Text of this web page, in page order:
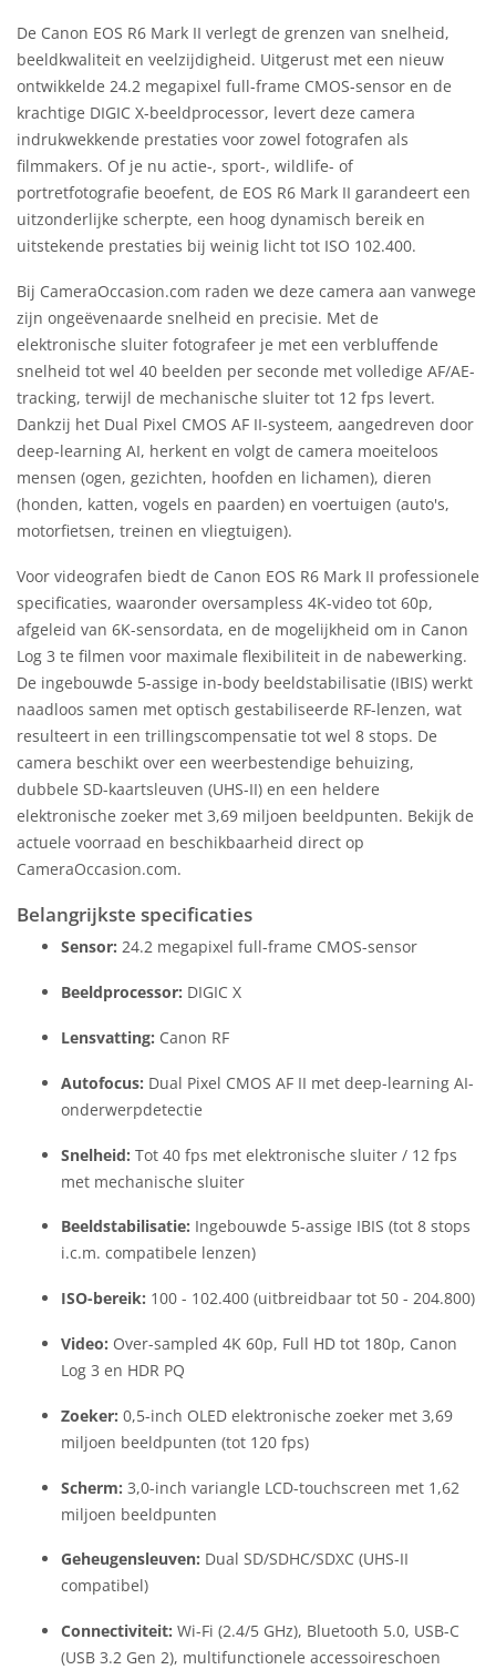
De Canon EOS R6 Mark II verlegt de grenzen van snelheid,
beeldkwaliteit en veelzijdigheid. Uitgerust met een nieuw
ontwikkelde 24.2 megapixel full-frame CMOS-sensor en de
krachtige DIGIC X-beeldprocessor, levert deze camera
indrukwekkende prestaties voor zowel fotografen als
filmmakers. Of je nu actie-, sport-, wildlife- of
portretfotografie beoefent, de EOS R6 Mark II garandeert een
uitzonderlijke scherpte, een hoog dynamisch bereik en
uitstekende prestaties bij weinig licht tot ISO 102.400.
Bij CameraOccasion.com raden we deze camera aan vanwege
zijn ongeëvenaarde snelheid en precisie. Met de
elektronische sluiter fotografeer je met een verbluffende
snelheid tot wel 40 beelden per seconde met volledige AF/AE-
tracking, terwijl de mechanische sluiter tot 12 fps levert.
Dankzij het Dual Pixel CMOS AF II-systeem, aangedreven door
deep-learning AI, herkent en volgt de camera moeiteloos
mensen (ogen, gezichten, hoofden en lichamen), dieren
(honden, katten, vogels en paarden) en voertuigen (auto's,
motorfietsen, treinen en vliegtuigen).
Voor videografen biedt de Canon EOS R6 Mark II professionele
specificaties, waaronder oversampless 4K-video tot 60p,
afgeleid van 6K-sensordata, en de mogelijkheid om in Canon
Log 3 te filmen voor maximale flexibiliteit in de nabewerking.
De ingebouwde 5-assige in-body beeldstabilisatie (IBIS) werkt
naadloos samen met optisch gestabiliseerde RF-lenzen, wat
resulteert in een trillingscompensatie tot wel 8 stops. De
camera beschikt over een weerbestendige behuizing,
dubbele SD-kaartsleuven (UHS-II) en een heldere
elektronische zoeker met 3,69 miljoen beeldpunten. Bekijk de
actuele voorraad en beschikbaarheid direct op
CameraOccasion.com.
Belangrijkste specificaties
Sensor: 24.2 megapixel full-frame CMOS-sensor
Beeldprocessor: DIGIC X
Lensvatting: Canon RF
Autofocus: Dual Pixel CMOS AF II met deep-learning AI-
onderwerpdetectie
Snelheid: Tot 40 fps met elektronische sluiter / 12 fps
met mechanische sluiter
Beeldstabilisatie: Ingebouwde 5-assige IBIS (tot 8 stops
i.c.m. compatibele lenzen)
ISO-bereik: 100 - 102.400 (uitbreidbaar tot 50 - 204.800)
Video: Over-sampled 4K 60p, Full HD tot 180p, Canon
Log 3 en HDR PQ
Zoeker: 0,5-inch OLED elektronische zoeker met 3,69
miljoen beeldpunten (tot 120 fps)
Scherm: 3,0-inch variangle LCD-touchscreen met 1,62
miljoen beeldpunten
Geheugensleuven: Dual SD/SDHC/SDXC (UHS-II
compatibel)
Connectiviteit: Wi-Fi (2.4/5 GHz), Bluetooth 5.0, USB-C
(USB 3.2 Gen 2), multifunctionele accessoireschoen